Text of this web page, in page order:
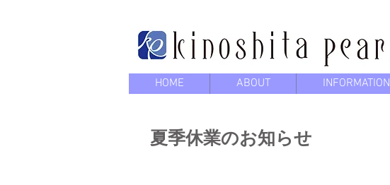
HOME ABOUT INFORMATION
夏季休業のお知らせ